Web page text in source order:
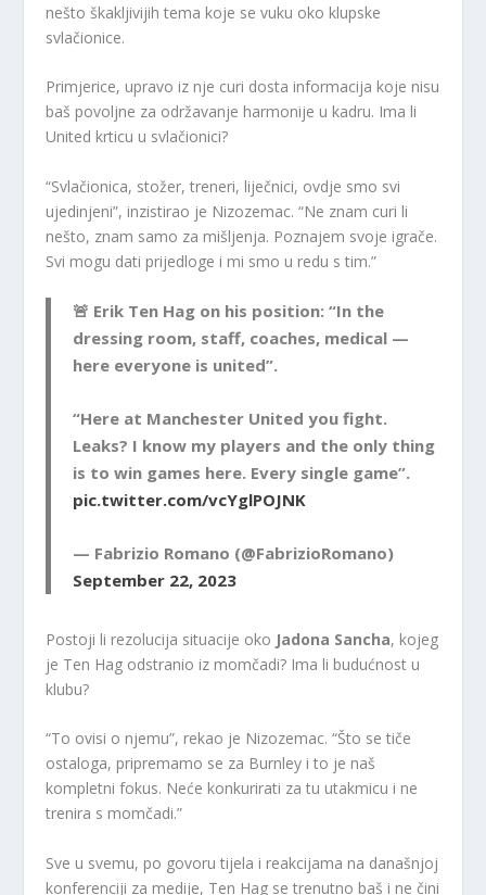
nešto škakljivijih tema koje se vuku oko klupske
svlačionice.
Primjerice, upravo iz nje curi dosta informacija koje nisu
baš povoljne za održavanje harmonije u kadru. Ima li
United krticu u svlačionici?
“Svlačionica, stožer, treneri, liječnici, ovdje smo svi
ujedinjeni”, inzistirao je Nizozemac. “Ne znam curi li
nešto, znam samo za mišljenja. Poznajem svoje igrače.
Svi mogu dati prijedloge i mi smo u redu s tim.”
🚨 Erik Ten Hag on his position: “In the
dressing room, staff, coaches, medical —
here everyone is united”.
“Here at Manchester United you fight.
Leaks? I know my players and the only thing
is to win games here. Every single game”.
pic.twitter.com/vcYglPOJNK
— Fabrizio Romano (@FabrizioRomano)
September 22, 2023
Postoji li rezolucija situacije oko Jadona Sancha, kojeg
je Ten Hag odstranio iz momčadi? Ima li budućnost u
klubu?
“To ovisi o njemu”, rekao je Nizozemac. “Što se tiče
ostaloga, pripremamo se za Burnley i to je naš
kompletni fokus. Neće konkurirati za tu utakmicu i ne
trenira s momčadi.”
Sve u svemu, po govoru tijela i reakcijama na današnjoj
konferenciji za medije, Ten Hag se trenutno baš i ne čini